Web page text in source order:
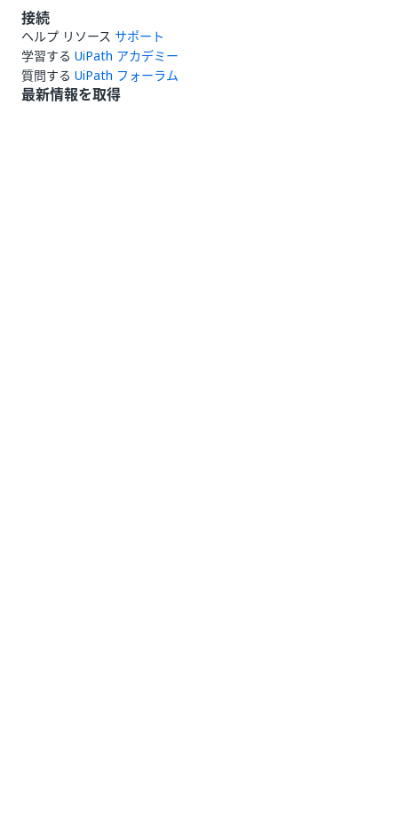
接続
ヘルプ リソース サポート
学習する UiPath アカデミー
質問する UiPath フォーラム
最新情報を取得